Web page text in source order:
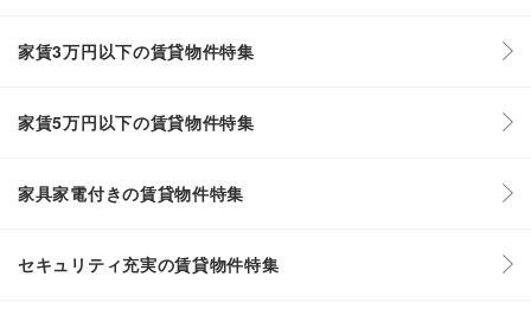
家賃3万円以下の賃貸物件特集
家賃5万円以下の賃貸物件特集
家具家電付きの賃貸物件特集
セキュリティ充実の賃貸物件特集